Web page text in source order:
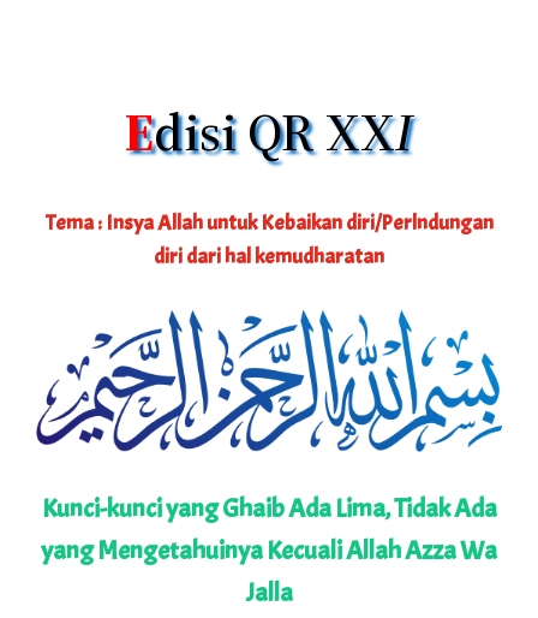
Edisi QR XXI
Tema : Insya Allah untuk Kebaikan diri/Perlndungan
diri dari hal kemudharatan
Kunci-kunci yang Ghaib Ada Lima, Tidak Ada
yang Mengetahuinya Kecuali Allah Azza Wa
Jalla